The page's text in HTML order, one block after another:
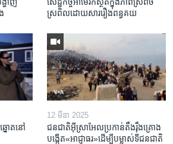
ស្រពិល​ដោយសារ​រឿង​ពន្ធគយ
នោត​នៅ
12 មីនា 2025
ជនជាតិ​អ៊ីស្រាអែល​ប្រកាន់​តឹងរ៉ឹង​គ្រោង​
បង្កើត​«អាជ្ញាធរ‍»​ដើម្បី​បម្លាស់​ទី​ជនជាតិ​